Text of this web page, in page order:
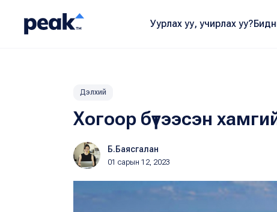
Уурлах уу, учирлах уу?
Дэлхий
Хогоор бүтээсэн
Б.Баясгалан
01 сарын 12, 2023